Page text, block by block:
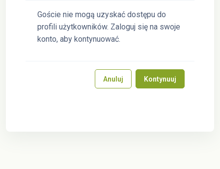
Goście nie mogą uzyskać dostępu do
profili użytkowników. Zaloguj się na swoje
konto, aby kontynuować.
Anuluj Kontynuuj